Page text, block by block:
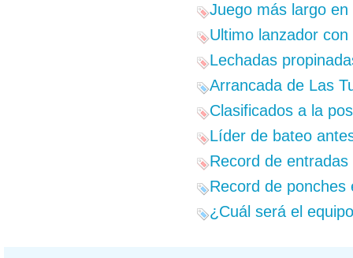
Juego más largo
Ultimo lanzador
Lechadas
Arrancada de Las
Clasificados a la
Líder de bateo
Record de
Record de ponches
¿Cuál será el